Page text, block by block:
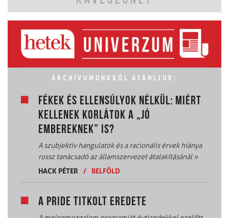
ARCHÍVUMUNKBÓL AJÁNLJUK:
FÉKEK ÉS ELLENSÚLYOK NÉLKÜL: MIÉRT
KELLENEK KORLÁTOK A „JÓ
EMBEREKNEK” IS?
A szubjektív hangulatok és a racionális érvek hiánya
rossz tanácsadó az államszervezet átalakításánál»
HACK PÉTER
/ BELFÖLD
A PRIDE TITKOLT EREDETE